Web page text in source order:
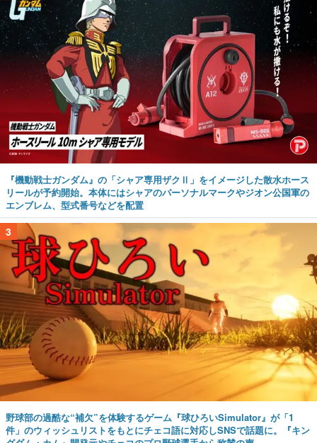
『機動戦士ガンダム』の「シャア専用ザクⅡ」をイメージした散水ホース
リールが予約開始。本体にはシャアのパーソナルマークやジオン公国軍の
エンブレム、型式番号などを配置
3
野球部の過酷な“補欠”を体験するゲーム『球ひろいSimulator』が「1
件」のウィッシュリストをもとにチェコ語に対応しSNSで話題に。『キン